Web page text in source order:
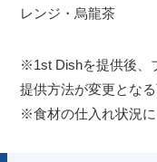
レンジ・烏龍茶
※1st Dishを提供後、
提供方法が変更となる
※食材の仕入れ状況